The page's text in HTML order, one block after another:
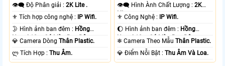
👁️‍🗨 Độ Phân giải :2K Lite .
⚜️ Tích hợp công nghệ :
IP Wifi.
🌛 Hình ảnh ban đêm : Hồng
Ngoại 10m Có Màu Ban Ðêm.
💎 Camera DòngThân Plastic.
️ლ Tích Hợp :Thu Âm.
👁️‍🗨 Hình Ành Chất Lượng :2K
Lite .
⚜️ Công Nghệ :
IP Wifi.
🌔 Hình ảnh ban đêm : Hồng
Ngoại 10m Có Màu Ban Ðêm.
❄ Camera Theo MẫuThân Plastic.
️💎 Điểm Nỗi Bật :Thu Âm Và Loa.